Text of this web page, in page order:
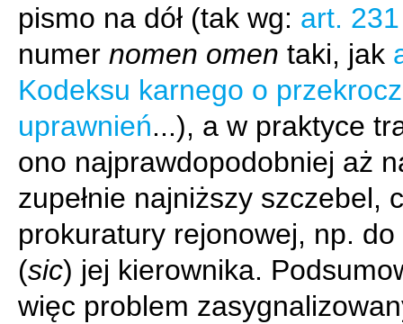
pismo na dół (tak wg: art.
numer nomen omen taki, jak
Kodeksu karnego o
uprawnień...), a w praktyce
ono najprawdopodobniej aż
zupełnie najniższy szczebel,
prokuratury rejonowej, np.
(sic) jej kierownika.
więc problem